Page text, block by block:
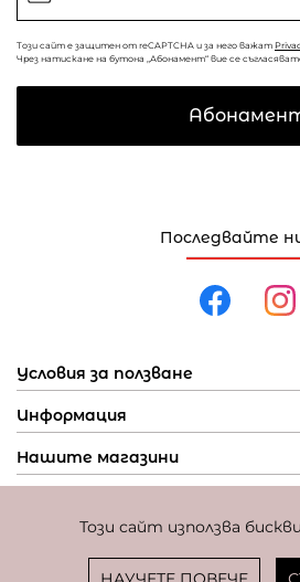
Този сайт използва
Последвайте
Условия за ползване
Информация
Нашите магазини
Този сайт е защитен от reCAPTCHA и за него важат
Чрез натискане на бутона „Абонамент“ вие се
Фиксиран курс за превалутиране: 1